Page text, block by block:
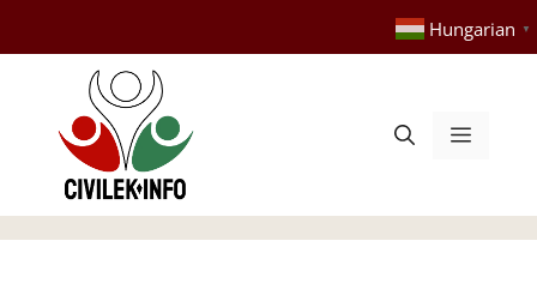
tartalomba
Hungarian ▼
Menü